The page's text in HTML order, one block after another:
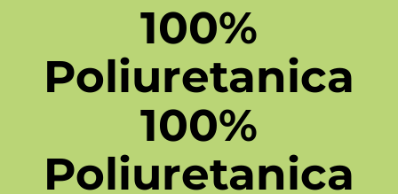
a
100%
Poliuretanica
100%
Poliuretanica